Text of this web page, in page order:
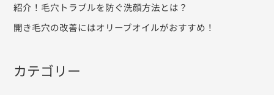
紹介！毛穴トラブルを防ぐ洗顔方法とは？
開き毛穴の改善にはオリーブオイルがおすすめ！
カテゴリー